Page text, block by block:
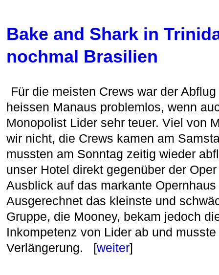
Bake and Shark in
nochmal Brasilien
Für die meisten Crews war der
heissen Manaus problemlos, wenn
Monopolist Lider sehr teuer. Viel von
wir nicht, die Crews kamen am
mussten am Sonntag zeitig wieder
unser Hotel direkt gegenüber der
Ausblick auf das markante
Ausgerechnet das kleinste und
Gruppe, die Mooney, bekam jedoch
Inkompetenz von Lider ab und
Verlängerung. [weiter]